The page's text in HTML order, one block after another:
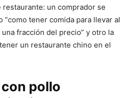
restaurante: un comprador se
“como tener comida para llevar al
fracción del precio” y otro la
un restaurante chino en el
pollo